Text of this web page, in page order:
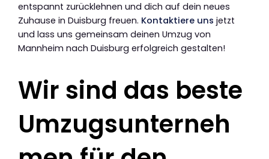
entspannt zurücklehnen und dich auf dein neues
Zuhause in Duisburg freuen. Kontaktiere uns jetzt
und lass uns gemeinsam deinen Umzug von
Mannheim nach Duisburg erfolgreich gestalten!
Wir sind das beste
Umzugsunterneh